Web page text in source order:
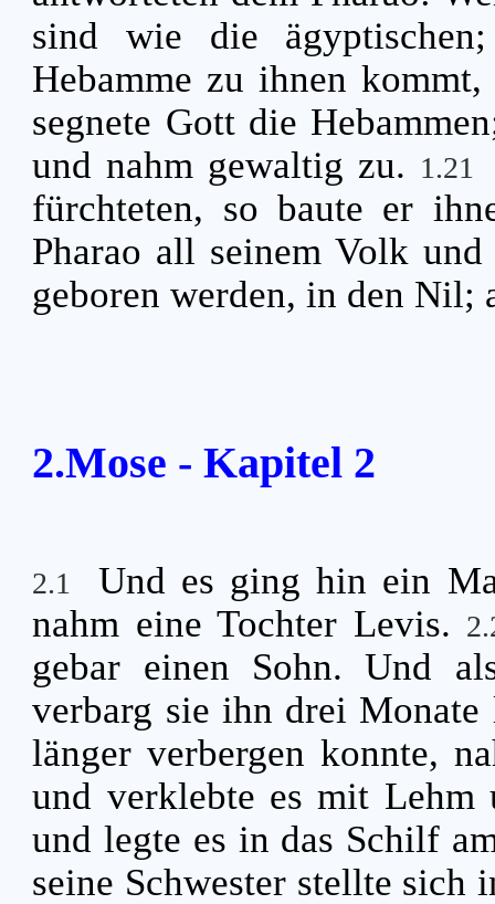
sind wie die
Hebamme zu ihnen
segnete Gott die
und nahm gewaltig zu. 1.21
fürchteten, so baute er
Pharao all seinem Volk
geboren werden, in den Nil;
2.Mose - Kapitel 2
2.1
Und es ging hin ein
nahm eine Tochter Levis.
gebar einen Sohn. Und
verbarg sie ihn drei
länger verbergen konnte,
und verklebte es mit Lehm
und legte es in das Schilf
seine Schwester stellte